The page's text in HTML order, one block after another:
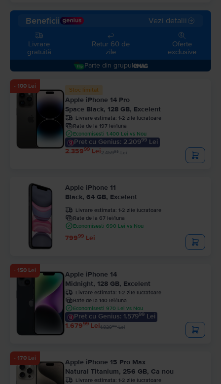
Beneficii Vezi detalii
Livrare
gratuită
Retur 60 de
zile
Oferte
exclusive
parte din grupul
- 100 Lei
Stoc limitat
Apple iPhone 14 Pro
Space Black, 128 GB, Excelent
Livrare estimata: 1-2 zile lucratoare
Rate de la 197 lei/luna
Economisesti 1.400 Lei vs Nou
Pret cu Genius: 2.20999 Lei
2.35999 Lei2.45999Lei
Apple iPhone 11
Black, 64 GB, Excelent
Livrare estimata: 1-2 zile lucratoare
Rate de la 67 lei/luna
Economisesti 690 Lei vs Nou
79999 Lei
- 150 Lei
Apple iPhone 14
Midnight, 128 GB, Excelent
Livrare estimata: 1-2 zile lucratoare
Rate de la 140 lei/luna
Economisesti 970 Lei vs Nou
Pret cu Genius: 1.57999 Lei
1.67999 Lei1.82999Lei
- 170 Lei
Apple iPhone 15 Pro Max
Natural Titanium, 256 GB, Ca nou
Livrare estimata: 1-2 zile lucratoare